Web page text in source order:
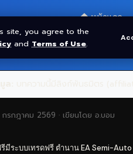
site, you agree to the
and Terms of Use.
🏠 หน้าแรก
กรกฎาคม 2569 · เขียนโดย อ.บอม
มีระบบเทรดฟรี ตำนาน EA Semi-Auto